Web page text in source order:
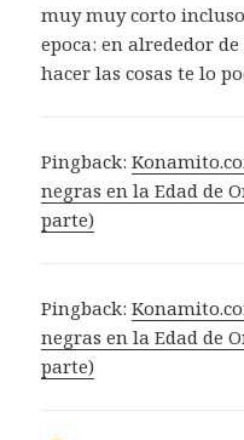
muy muy corto
epoca: en alrededor
hacer las cosas te lo
Pingback:
negras en la Edad de
parte)
Pingback:
negras en la Edad de
parte)